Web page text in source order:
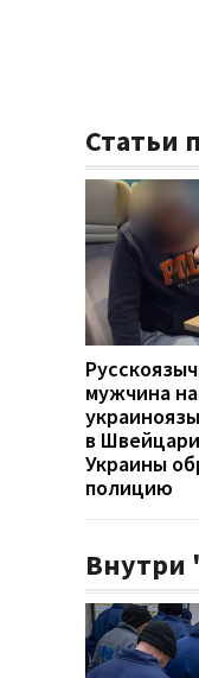
Статьи
мужчина
в
Украины
полицию
Внутри